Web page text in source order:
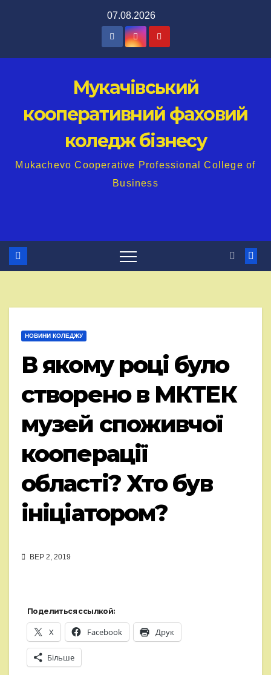
07.08.2026
Мукачівський
кооперативний фаховий
коледж бізнесу
Mukachevo Cooperative Professional College of
Business
НОВИНИ КОЛЕДЖУ
В якому році було
створено в МКТЕК
музей споживчої
кооперації
області? Хто був
ініціатором?
ВЕР 2, 2019
Поделиться ссылкой:
X Facebook Друк
Більше